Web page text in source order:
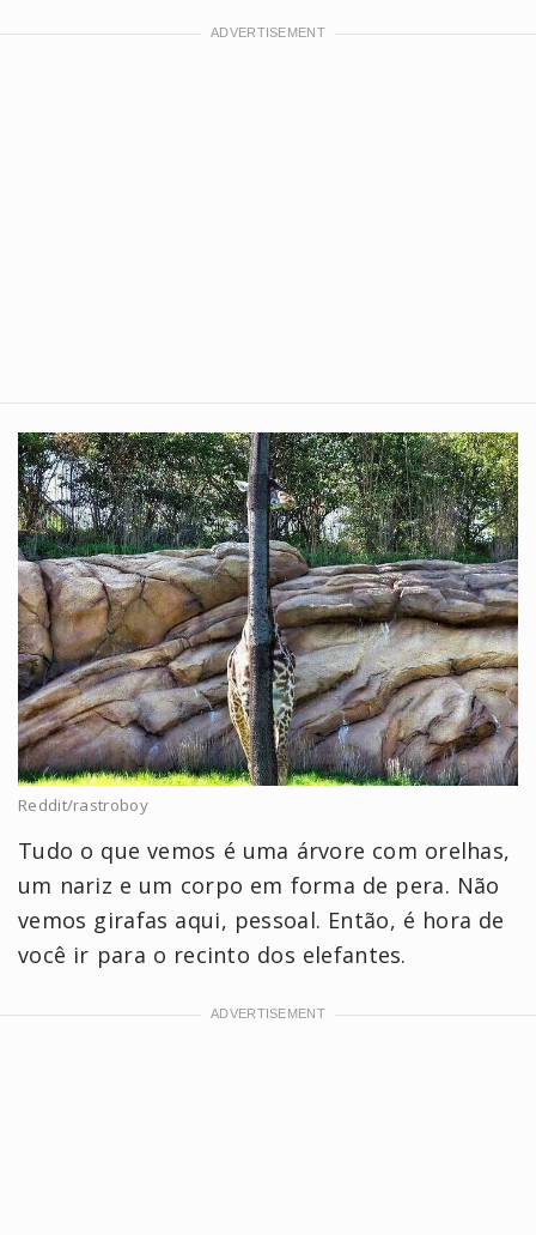
Reddit/rastroboy
Tudo o que vemos é uma árvore com orelhas,
um nariz e um corpo em forma de pera. Não
vemos girafas aqui, pessoal. Então, é hora de
você ir para o recinto dos elefantes.